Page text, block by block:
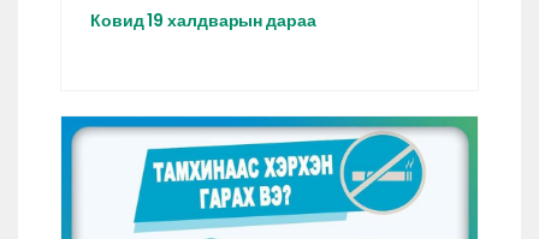
Ковид 19 халдварын дараа